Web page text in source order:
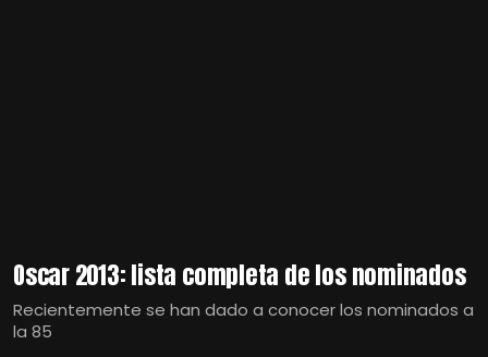
Oscar 2013: lista completa de los nominados
Recientemente se han dado a conocer los nominados a
la 85